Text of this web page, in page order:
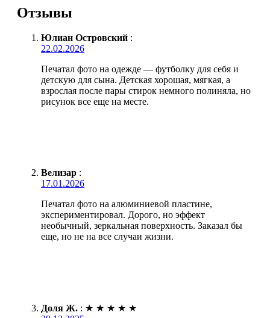
Отзывы
Юлиан Островский :
22.02.2026
Печатал фото на одежде — футболку для себя и
детскую для сына. Детская хорошая, мягкая, а
взрослая после пары стирок немного полиняла, но
рисунок все еще на месте.
Велизар :
17.01.2026
Печатал фото на алюминиевой пластине,
экспериментировал. Дорого, но эффект
необычный, зеркальная поверхность. Заказал бы
еще, но не на все случаи жизни.
Доля Ж. : ★ ★ ★ ★ ★